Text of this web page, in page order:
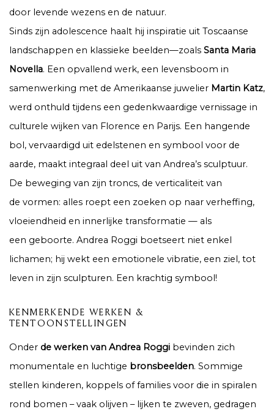
door levende wezens en de natuur.
Sinds zijn adolescence haalt hij inspiratie uit Toscaanse
landschappen en klassieke beelden—zoals Santa Maria
Novella. Een opvallend werk, een levensboom in
samenwerking met de Amerikaanse juwelier Martin Katz,
werd onthuld tijdens een gedenkwaardige vernissage in
culturele wijken van Florence en Parijs. Een hangende
bol, vervaardigd uit edelstenen en symbool voor de
aarde, maakt integraal deel uit van Andrea’s sculptuur.
De beweging van zijn troncs, de verticaliteit van
de vormen: alles roept een zoeken op naar verheffing,
vloeiendheid en innerlijke transformatie — als
een geboorte. Andrea Roggi boetseert niet enkel
lichamen; hij wekt een emotionele vibratie, een ziel, tot
leven in zijn sculpturen. Een krachtig symbool!
KENMERKENDE WERKEN &
TENTOONSTELLINGEN
Onder de werken van Andrea Roggi bevinden zich
monumentale en luchtige bronsbeelden. Sommige
stellen kinderen, koppels of families voor die in spiralen
rond bomen – vaak olijven – lijken te zweven, gedragen